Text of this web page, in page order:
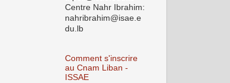
Centre Nahr Ibrahim:
nahribrahim@isae.e
du.lb
Comment s'inscrire
au Cnam Liban -
ISSAE